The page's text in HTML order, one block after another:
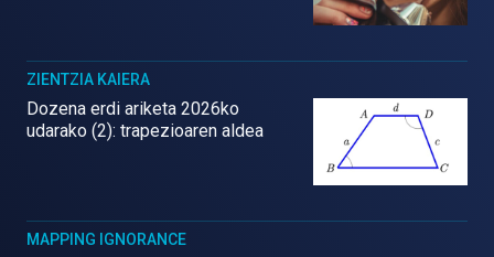
ZIENTZIA KAIERA
Dozena erdi ariketa 2026ko
udarako (2): trapezioaren aldea
MAPPING IGNORANCE